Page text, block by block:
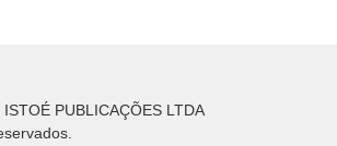
PUBLICAÇÕES LTDA